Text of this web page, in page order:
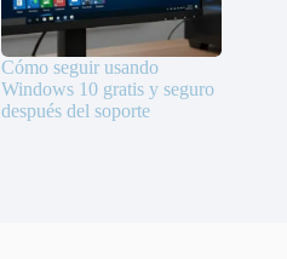
Cómo seguir usando
Windows 10 gratis y seguro
después del soporte